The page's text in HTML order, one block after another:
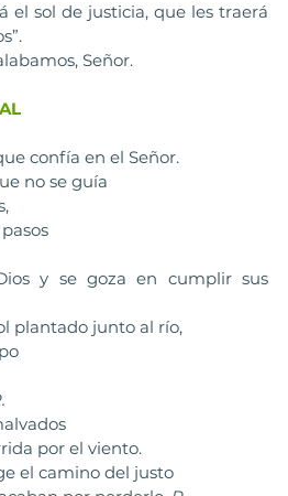
el sol de justicia, que les traerá
Señor.
confía en el Señor.
no se guía
y se goza en cumplir sus
plantado junto al río,
por el viento.
el camino del justo